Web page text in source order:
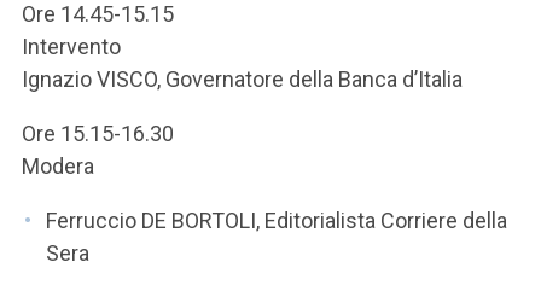
Ore 14.45-15.15
Intervento
Ignazio VISCO, Governatore della Banca d’Italia
Ore 15.15-16.30
Modera
Ferruccio DE BORTOLI, Editorialista Corriere della
Sera